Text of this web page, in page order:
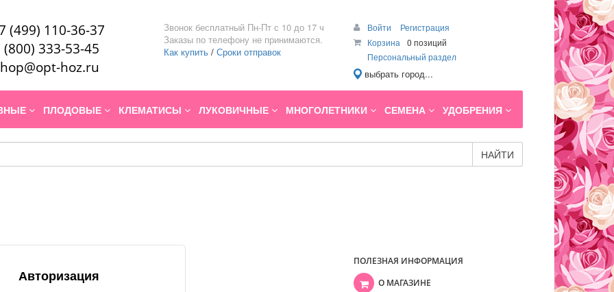
(499) 110-36-37
(800) 333-53-45
hoz.ru
Звонок бесплатный Пн-Пт с 10 до 17 ч
Заказы по телефону не принимаются.
Как купить / Сроки отправок
Войти
Регистрация
Корзина
0 позиций
Персональный раздел
выбрать город...
ПЛОДОВЫЕ КЛЕМАТИСЫ ЛУКОВИЧНЫЕ МНОГОЛЕТНИКИ СЕМЕНА УДОБРЕНИЯ
НАЙТИ
Авторизация
ПОЛЕЗНАЯ ИНФОРМАЦИЯ
О МАГАЗИНЕ